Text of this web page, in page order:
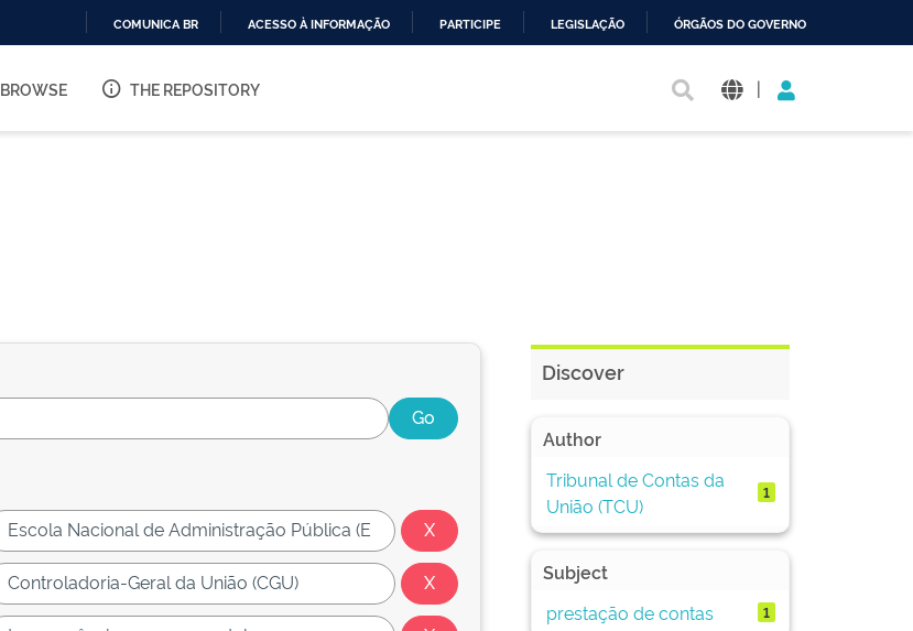
O
COMUNICA BR ACESSO À INFORMAÇÃO PARTICIPE LEGISLAÇÃO ÓRGÃOS DO GOVERNO
BROWSE THE REPOSITORY |
Discover
Author
Tribunal de Contas da
União (TCU)
1
Subject
prestação de contas
1